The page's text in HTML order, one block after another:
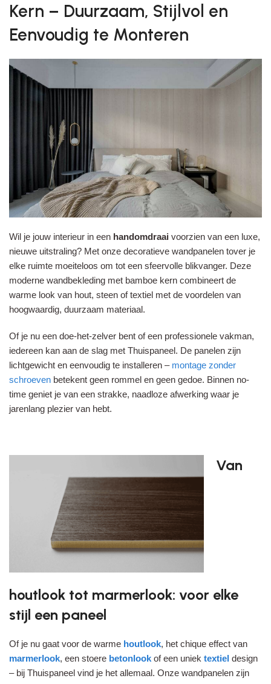
Kern – Duurzaam, Stijlvol en
Eenvoudig te Monteren
Wil je jouw interieur in een handomdraai voorzien van een luxe,
nieuwe uitstraling? Met onze decoratieve wandpanelen tover je
elke ruimte moeiteloos om tot een sfeervolle blikvanger. Deze
moderne wandbekleding met bamboe kern combineert de
warme look van hout, steen of textiel met de voordelen van
hoogwaardig, duurzaam materiaal.
Of je nu een doe-het-zelver bent of een professionele vakman,
iedereen kan aan de slag met Thuispaneel. De panelen zijn
lichtgewicht en eenvoudig te installeren – montage zonder
schroeven betekent geen rommel en geen gedoe. Binnen no-
time geniet je van een strakke, naadloze afwerking waar je
jarenlang plezier van hebt.
Van
houtlook tot marmerlook: voor elke
stijl een paneel
Of je nu gaat voor de warme houtlook, het chique effect van
marmerlook, een stoere betonlook of een uniek textiel design
– bij Thuispaneel vind je het allemaal. Onze wandpanelen zijn